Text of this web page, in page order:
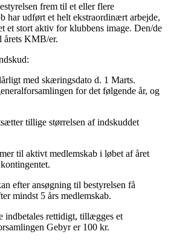
frem til et eller flere
har udført et helt ekstraordinært arbejde,
et stort aktiv for klubbens image. Den/de
årets KMB/er.
med skæringsdato d. 1 Marts.
for det følgende år, og
tillige størrelsen af indskuddet
til aktivt medlemskab i løbet af året
efter ansøgning til bestyrelsen få
mindst 5 års medlemskab.
indbetales rettidigt, tillægges et
Gebyr er 100 kr.